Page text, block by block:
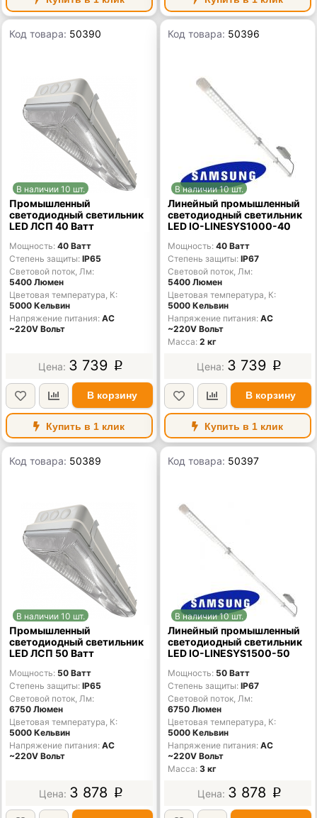
Код товара: 50390
В наличии 10 шт.
Промышленный
светодиодный светильник
LED ЛСП 40 Ватт
Мощность 40 Ватт
Степень защиты IP65
Световой поток, Лм
5400 Люмен
Цветовая температура, К
5000 Кельвин
Напряжение питания AC
~220V Вольт
3 739 p
В корзину
Купить в 1 клик
Код товара: 50396
В наличии 10 шт.
Линейный промышленный
светодиодный светильник
LED IO-LINESYS1000-40
Мощность 40 Ватт
Степень защиты IP67
Световой поток, Лм
5400 Люмен
Цветовая температура, К
5000 Кельвин
Напряжение питания AC
~220V Вольт
Масса 2 кг
3 739 p
В корзину
Купить в 1 клик
Код товара: 50389
В наличии 10 шт.
Промышленный
светодиодный светильник
LED ЛСП 50 Ватт
Мощность 50 Ватт
Степень защиты IP65
Световой поток, Лм
6750 Люмен
Цветовая температура, К
5000 Кельвин
Напряжение питания AC
~220V Вольт
3 878 p
Код товара: 50397
В наличии 10 шт.
Линейный промышленный
светодиодный светильник
LED IO-LINESYS1500-50
Мощность 50 Ватт
Степень защиты IP67
Световой поток, Лм
6750 Люмен
Цветовая температура, К
5000 Кельвин
Напряжение питания AC
~220V Вольт
Масса 3 кг
3 878 p